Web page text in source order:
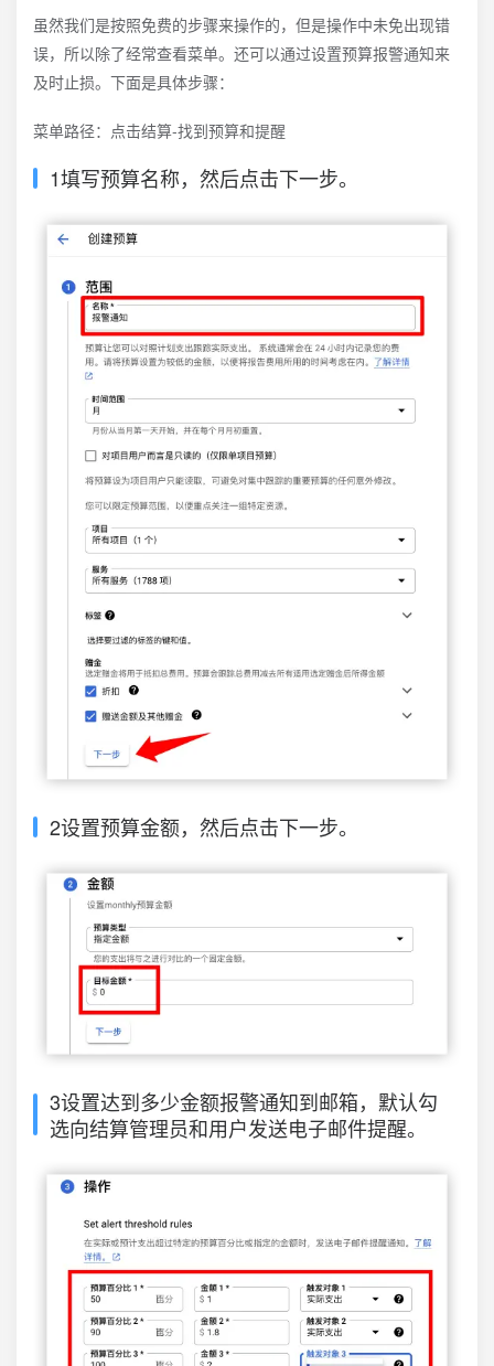
虽然我们是按照免费的步骤来操作的，但是操作中未免出现错
误，所以除了经常查看菜单。还可以通过设置预算报警通知来
及时止损。下面是具体步骤：
菜单路径：点击结算-找到预算和提醒
1填写预算名称，然后点击下一步。
2设置预算金额，然后点击下一步。
3设置达到多少金额报警通知到邮箱，默认勾
选向结算管理员和用户发送电子邮件提醒。